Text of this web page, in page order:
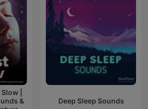
|
&
Deep Sleep Sounds